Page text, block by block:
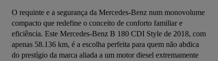
O requinte e a segurança da Mercedes-Benz num monovolume
compacto que redefine o conceito de conforto familiar e
eficiência. Este Mercedes-Benz B 180 CDI Style de 2018, com
apenas 58.136 km, é a escolha perfeita para quem não abdica
do prestígio da marca aliada a um motor diesel extremamente